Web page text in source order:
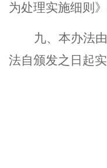
为处理实施细则》
九、本办法
法自颁发之日起实